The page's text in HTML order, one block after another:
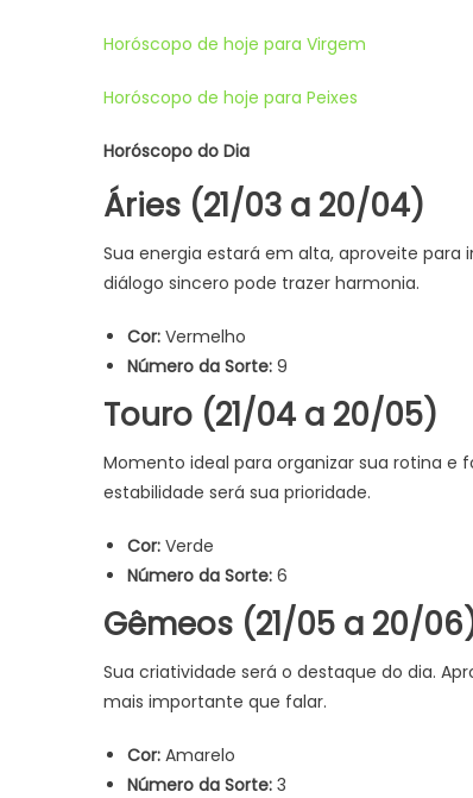
Horóscopo de hoje para Virgem
Horóscopo de hoje para Peixes
Horóscopo do Dia
Áries (21/03 a 20/04)
Sua energia estará em alta, aproveite para
diálogo sincero pode trazer harmonia.
Cor: Vermelho
Número da Sorte: 9
Touro (21/04 a 20/05)
Momento ideal para organizar sua rotina e
estabilidade será sua prioridade.
Cor: Verde
Número da Sorte: 6
Gêmeos (21/05 a 20/
Sua criatividade será o destaque do dia.
mais importante que falar.
Cor: Amarelo
Número da Sorte: 3